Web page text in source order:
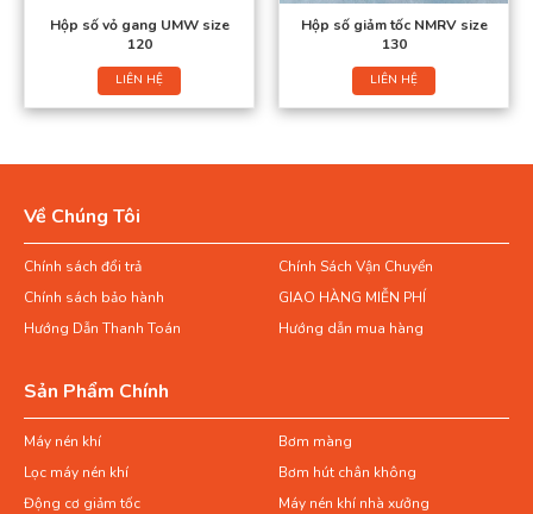
Hộp số vỏ gang UMW size
120
LIÊN HỆ
Hộp số giảm tốc NMRV size
130
LIÊN HỆ
Về Chúng Tôi
Chính sách đổi trả
Chính Sách Vận Chuyển
Chính sách bảo hành
GIAO HÀNG MIỄN PHÍ
Hướng Dẫn Thanh Toán
Hướng dẫn mua hàng
Sản Phẩm Chính
Máy nén khí
Bơm màng
Lọc máy nén khí
Bơm hút chân không
Động cơ giảm tốc
Máy nén khí nhà xưởng